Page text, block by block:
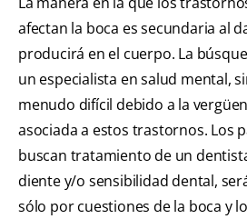
afectan la boca es secundaria al
producirá en el cuerpo. La
un especialista en salud mental,
menudo difícil debido a la
asociada a estos trastornos. Los
buscan tratamiento de un
diente y/o sensibilidad dental,
sólo por cuestiones de la boca y